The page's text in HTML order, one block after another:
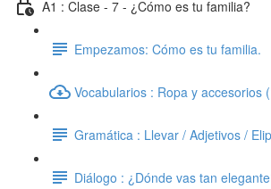
A1 : Clase - 7 - ¿Cómo es tu familia?
Empezamos: Cómo es tu familia.
Vocabularios : Ropa y accesorios
Gramática : Llevar / Adjetivos /
Diálogo : ¿Dónde vas tan